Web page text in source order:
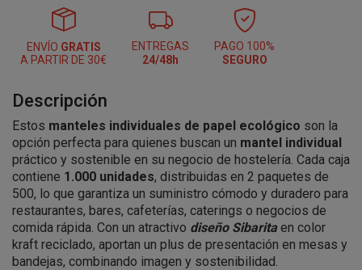
ENVÍO GRATIS
A PARTIR DE 30€
ENTREGAS
24/48h
PAGO 100%
SEGURO
Descripción
Estos manteles individuales de papel ecológico son la
opción perfecta para quienes buscan un mantel individual
práctico y sostenible en su negocio de hostelería. Cada caja
contiene 1.000 unidades, distribuidas en 2 paquetes de
500, lo que garantiza un suministro cómodo y duradero para
restaurantes, bares, cafeterías, caterings o negocios de
comida rápida. Con un atractivo diseño Sibarita en color
kraft reciclado, aportan un plus de presentación en mesas y
bandejas, combinando imagen y sostenibilidad.